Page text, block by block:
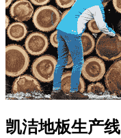
凯洁地板生产线